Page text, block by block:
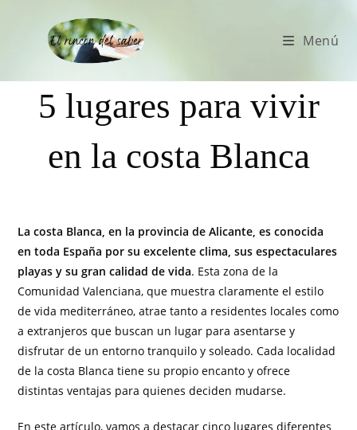
Menú
5 lugares para vivir
en la costa Blanca
La costa Blanca, en la provincia de Alicante, es conocida
en toda España por su excelente clima, sus espectaculares
playas y su gran calidad de vida. Esta zona de la
Comunidad Valenciana, que muestra claramente el estilo
de vida mediterráneo, atrae tanto a residentes locales como
a extranjeros que buscan un lugar para asentarse y
disfrutar de un entorno tranquilo y soleado. Cada localidad
de la costa Blanca tiene su propio encanto y ofrece
distintas ventajas para quienes deciden mudarse.
En este artículo, vamos a destacar cinco lugares diferentes